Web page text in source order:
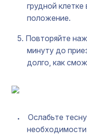
грудной
положение.
Повторяйте
минуту до
долго, как
Ослабьте